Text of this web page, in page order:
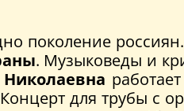
поколение
. Музыковеды и
для трубы с